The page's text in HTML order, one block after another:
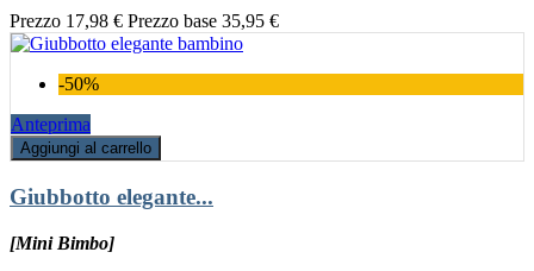
Prezzo 17,98 € Prezzo base 35,95 €
-50%
Anteprima
Aggiungi al carrello
Giubbotto elegante...
[Mini Bimbo]